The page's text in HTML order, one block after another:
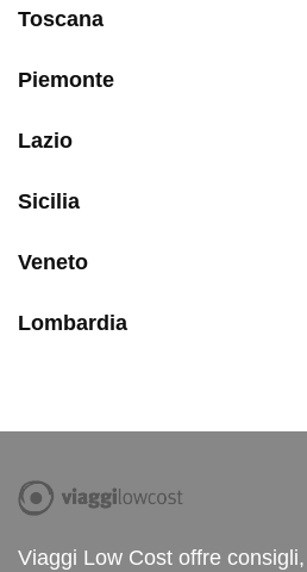
Toscana
Piemonte
Lazio
Sicilia
Veneto
Lombardia
Viaggi Low Cost offre